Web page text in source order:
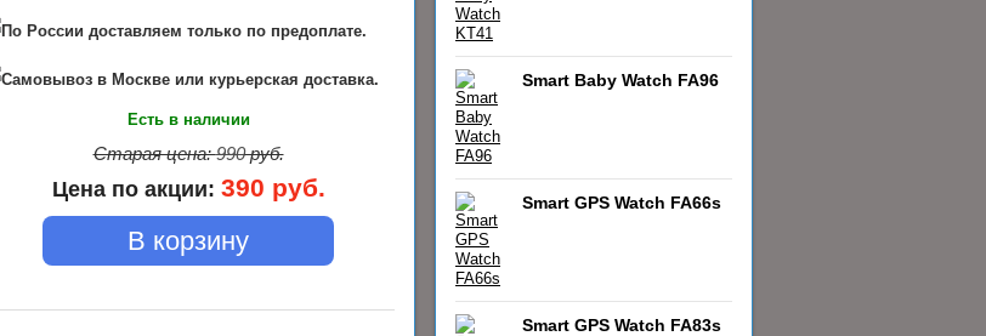
По России доставляем только по предоплате.
Самовывоз в Москве или курьерская доставка.
Есть в наличии
Старая цена:990руб.
Цена по акции: 390 руб.
В корзину
Smart Baby Watch FA96
Smart GPS Watch FA66s
Smart GPS Watch FA83s